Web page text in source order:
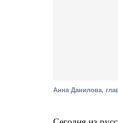
Анна Данилова,